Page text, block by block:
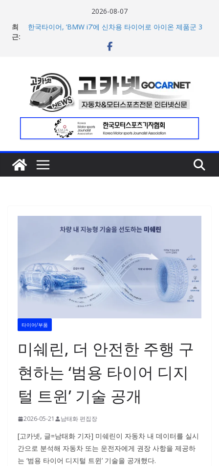
2026-08-07
최
근:
한국타이어, ‘BMW i7’에 신차용 타이어로 아이온 제품군 3
애스턴마틴, 1960~70년대 클래식 컬러 재해석한 ‘헤리티지
레이션 트림 52% 차지
아우디, 405일 만에 완성한 초고성능 슈퍼카 ‘누볼라리’ 제
작 비하인드 영상 공개
[신차] 가주 레이싱, 주행 성능 강화한 ‘GR86’ 부분변경 모델
공개… 일본서 28일 계약 개시
타이어/부품
미쉐린, 더 안전한 주행 구
현하는 ‘범용 타이어 디지
털 트윈’ 기술 공개
2026-05-21 남태화 편집장
[고카넷, 글=남태화 기자] 미쉐린이 자동차 내 데이터를 실시
간으로 분석해 자동차 또는 운전자에게 권장 사항을 제공하
는 ‘범용 타이어 디지털 트윈’ 기술을 공개했다.